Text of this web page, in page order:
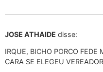
JOSE ATHAIDE disse:
IRQUE, BICHO PORCO FEDE
CARA SE ELEGEU